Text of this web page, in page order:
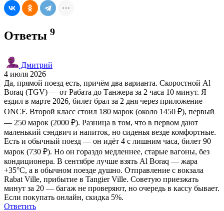
Ответы 9
Дмитрий
4 июля 2026
Да, прямой поезд есть, причём два варианта. Скоростной Al
Boraq (TGV) — от Рабата до Танжера за 2 часа 10 минут. Я
ездил в марте 2026, билет брал за 2 дня через приложение
ONCF. Второй класс стоил 180 марок (около 1450 ₽), первый
— 250 марок (2000 ₽). Разница в том, что в первом дают
маленький сэндвич и напиток, но сиденья везде комфортные.
Есть и обычный поезд — он идёт 4 с лишним часа, билет 90
марок (730 ₽). Но он гораздо медленнее, старые вагоны, без
кондиционера. В сентябре лучше взять Al Boraq — жара
+35°C, а в обычном поезде душно. Отправление с вокзала
Rabat Ville, прибытие в Tangier Ville. Советую приезжать
минут за 20 — багаж не проверяют, но очередь в кассу бывает.
Если покупать онлайн, скидка 5%.
Ответить